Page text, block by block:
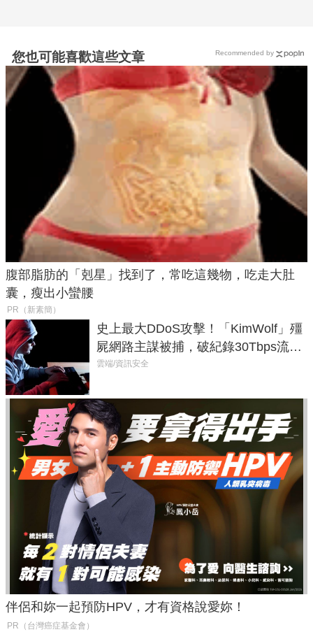
您也可能喜歡這些文章
腹部脂肪的「剋星」找到了，常吃這幾物，吃走大肚
囊，瘦出小蠻腰
PR（新素簡）
史上最大DDoS攻擊！「KimWolf」殭
屍網路主謀被捕，破紀錄30Tbps流量
癱瘓全球！
雲端/資訊安全
伴侶和妳一起預防HPV，才有資格說愛妳！
PR（台灣癌症基金會）
Recommended by